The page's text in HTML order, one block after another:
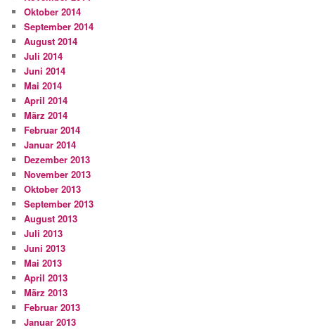
Oktober 2014
September 2014
August 2014
Juli 2014
Juni 2014
Mai 2014
April 2014
März 2014
Februar 2014
Januar 2014
Dezember 2013
November 2013
Oktober 2013
September 2013
August 2013
Juli 2013
Juni 2013
Mai 2013
April 2013
März 2013
Februar 2013
Januar 2013